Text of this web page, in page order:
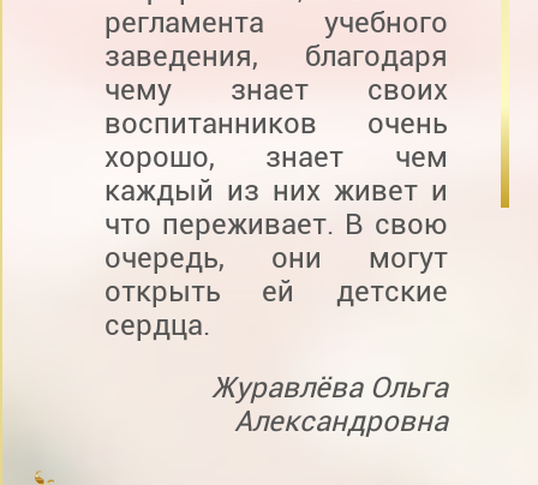
регламента учебного
заведения, благодаря
чему знает своих
воспитанников очень
хорошо, знает чем
каждый из них живет и
что переживает. В свою
очередь, они могут
открыть ей детские
сердца.
Журавлëва Ольга
Александровна